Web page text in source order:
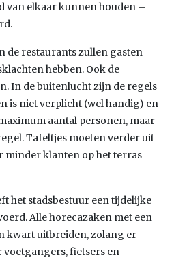
van elkaar kunnen houden –
de restaurants zullen gasten
hebben. Ook de
In de buitenlucht zijn de regels
is niet verplicht (wel handig) en
aantal personen, maar
Tafeltjes moeten verder uit
minder klanten op het terras
het stadsbestuur een tijdelijke
Alle horecazaken met een
kwart uitbreiden, zolang er
fietsers en